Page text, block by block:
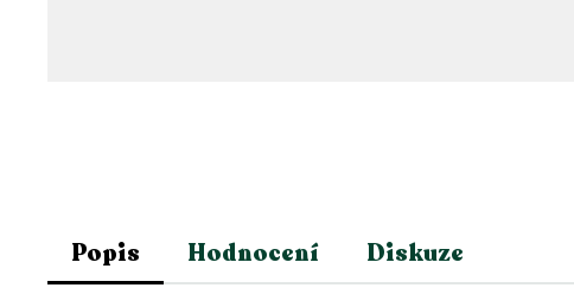
Popis Hodnocení Diskuze